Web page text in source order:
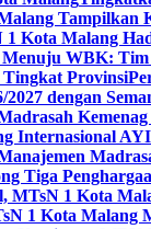
Kota Malang
WBK: Tim
Tingkat Provinsi
dengan
Internasional
Tiga
MTsN 1 Kota
1 Kota Malang